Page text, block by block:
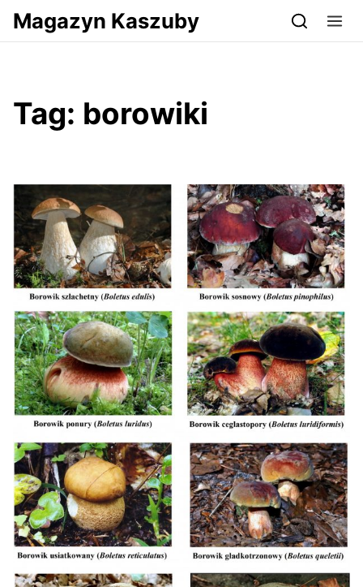
Przejdź do serwisu magazynkaszuby.pl
Magazyn Kaszuby
Tag: borowiki